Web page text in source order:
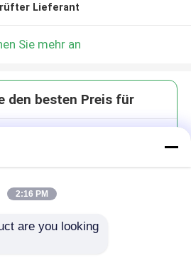
Lieferant
Sie mehr an
den besten Preis für
2:16 PM
are you looking